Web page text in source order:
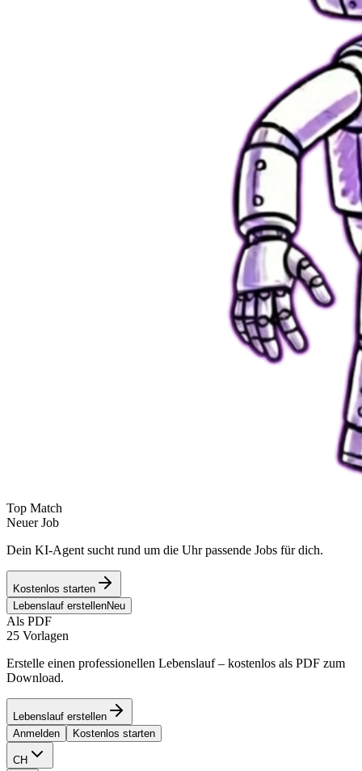
Top Match
Neuer Job
Dein KI-Agent sucht rund um die Uhr passende Jobs für dich.
Kostenlos starten
Lebenslauf erstellenNeu
Als PDF
25 Vorlagen
Erstelle einen professionellen Lebenslauf – kostenlos als PDF zum
Download.
Lebenslauf erstellen
Anmelden
Kostenlos starten
CH